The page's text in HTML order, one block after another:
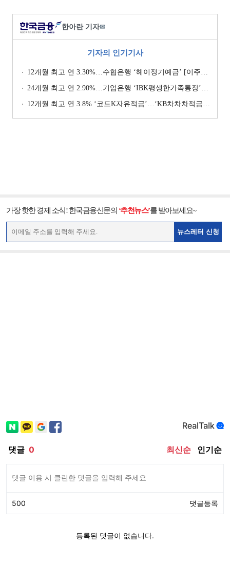
한아란 기자✉
기자의 인기기사
12개월 최고 연 3.30%…수협은행 ‘헤이정기예금’ [이주의 은행 예금금리-1월 2주]
24개월 최고 연 2.90%…기업은행 ‘IBK평생한가족통장’ [이주의 은행 예금금리-1월 2주]
12개월 최고 연 3.8% ‘코드K자유적금’…‘KB차차차적금’ 8% 이자 [이주의 은행 적금금리-1월 2주]
가장 핫한 경제 소식! 한국금융신문의 ‘추천뉴스’를 받아보세요~
뉴스레터 신청